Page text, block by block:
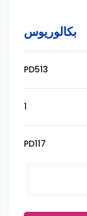
بكالوريوس
PD513
1
PD117